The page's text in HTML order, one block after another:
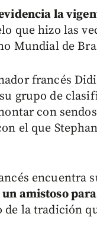
la
que hizo las
Mundial de
francés
grupo de
con
el que
encuentra
amistoso
la tradición